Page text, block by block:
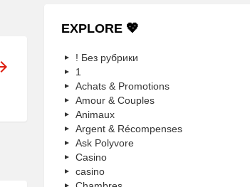
EXPLORE 💖
! Без рубрики
1
Achats & Promotions
Amour & Couples
Animaux
Argent & Récompenses
Ask Polyvore
Casino
casino